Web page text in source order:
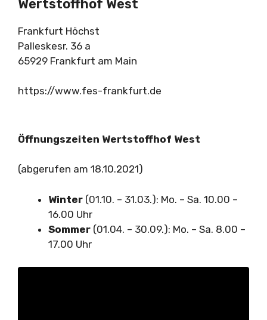
Wertstoffhof West
Frankfurt Höchst
Palleskesr. 36 a
65929 Frankfurt am Main
https://www.fes-frankfurt.de
Öffnungszeiten Wertstoffhof West
(abgerufen am 18.10.2021)
Winter (01.10. – 31.03.): Mo. – Sa. 10.00 –
16.00 Uhr
Sommer (01.04. – 30.09.): Mo. – Sa. 8.00 –
17.00 Uhr